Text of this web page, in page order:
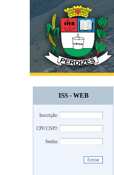
ISS - WEB
Inscrição:
CPF/CNPJ:
Senha: